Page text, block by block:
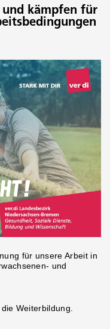
kämpfen für
für unsere Arbeit in
und
Weiterbildung.